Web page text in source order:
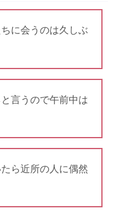
に会うのは久しぶ
言うので午前中は
ら近所の人に偶然